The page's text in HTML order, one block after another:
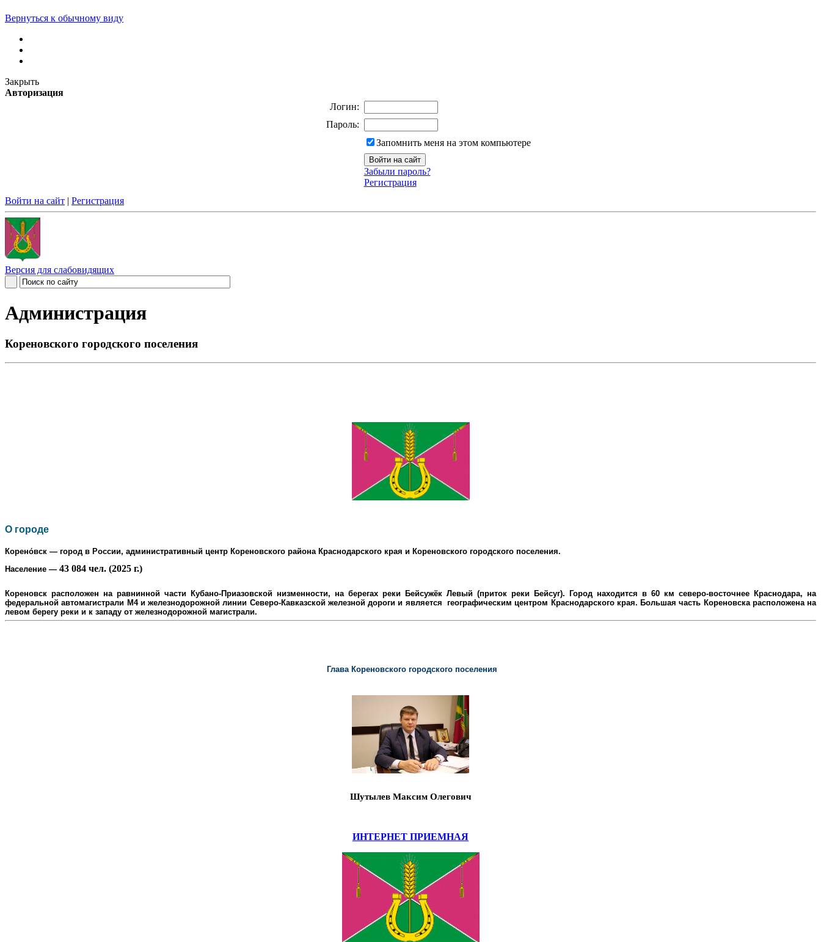
Вернуться к обычному виду
Закрыть
Авторизация
Логин:
Пароль:
Запомнить меня на этом компьютере
Забыли пароль?
Регистрация
Войти на сайт | Регистрация
Версия для слабовидящих
Администрация
Кореновского городского поселения
О городе
Корено́вск — город в России, административный центр Кореновского района Краснодарского края и Кореновского городского поселения.
Население — 43 084 чел. (2025 г.)
Кореновск расположен на равнинной части Кубано-Приазовской низменности, на берегах реки Бейсужёк Левый (приток реки Бейсуг). Город находится в 60 км северо-восточнее Краснодара, на
федеральной автомагистрали М4 и железнодорожной линии Северо-Кавказской железной дороги и является географическим центром Краснодарского края. Большая часть Кореновска расположена на
левом берегу реки и к западу от железнодорожной магистрали.
Глава Кореновского городского поселения
Шутылев Максим Олегович
ИНТЕРНЕТ ПРИЕМНАЯ